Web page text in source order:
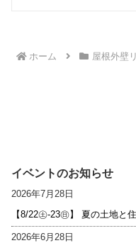
ホーム 屋根外壁
イベントのお知らせ
2026年7月28日
【8/22㊏-23㊐】 夏の土地と
2026年6月28日